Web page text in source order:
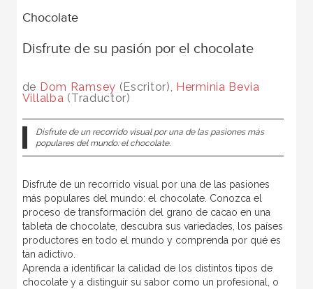
Chocolate
Disfrute de su pasión por el chocolate
de Dom Ramsey (Escritor), Herminia Bevia
Villalba (Traductor)
Disfrute de un recorrido visual por una de las pasiones más
populares del mundo: el chocolate.
Disfrute de un recorrido visual por una de las pasiones
más populares del mundo: el chocolate. Conozca el
proceso de transformación del grano de cacao en una
tableta de chocolate, descubra sus variedades, los países
productores en todo el mundo y comprenda por qué es
tan adictivo.
Aprenda a identificar la calidad de los distintos tipos de
chocolate y a distinguir su sabor como un profesional, o